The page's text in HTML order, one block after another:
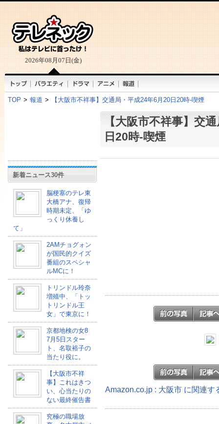
2026年08月07日(金)
TOP > 報道 > 【大阪市不祥事】交通局・平成24年6月20日20時-喫煙
新着ニュース30件
脳梗塞のテレ東
大橋アナ、復帰
時期未定、「ゆ
っくり休養し
て」
2AMチョグォン
が国民的クイズ
番組のスペシャ
ルMCに！
トリンドル玲奈
増殖中、「トッ
トリンドル王
女」で東京に！
京都地検の女8
7月5日スター
ト、名取裕子の
当たり役に。
【大阪市不祥
事】これはきつ
い、心当たりの
ない最終催告書
究極の職場放
【大阪市不祥事】交
日20時-喫煙
Amazon.co.jp : 大阪市 に関連す